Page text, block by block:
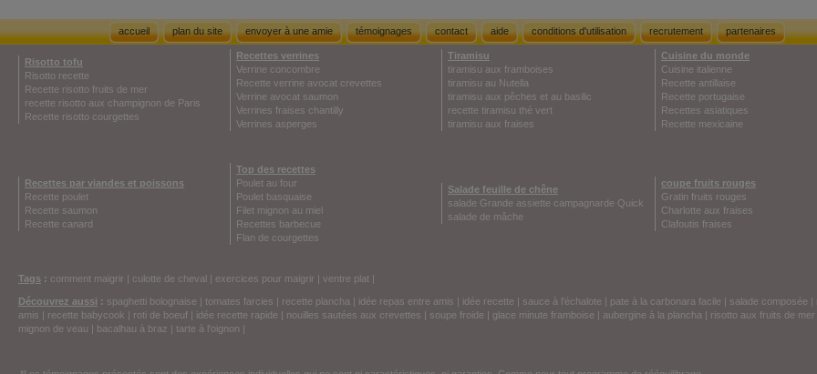
accueil plan du site envoyer à une amie témoignages contact aide conditions d'utilisation recrutement partenaires
Risotto tofu
Risotto recette
Recette risotto fruits de mer
recette risotto aux champignon de Paris
Recette risotto courgettes
Recettes verrines
Verrine concombre
Recette verrine avocat crevettes
Verrine avocat saumon
Verrines fraises chantilly
Verrines asperges
Tiramisu
tiramisu aux framboises
tiramisu au Nutella
tiramisu aux pêches et au basilic
recette tiramisu thé vert
tiramisu aux fraises
Cuisine du monde
Cuisine italienne
Recette antillaise
Recette portugaise
Recettes asiatiques
Recette mexicaine
Recettes par viandes et poissons
Recette poulet
Recette saumon
Recette canard
Top des recettes
Poulet au four
Poulet basquaise
Filet mignon au miel
Recettes barbecue
Flan de courgettes
Salade feuille de chêne
salade Grande assiette campagnarde Quick
salade de mâche
coupe fruits rouges
Gratin fruits rouges
Charlotte aux fraises
Clafoutis fraises
Tags : comment maigrir | culotte de cheval | exercices pour maigrir | ventre plat |
Découvrez aussi : spaghetti bolognaise | tomates farcies | recette plancha | idée repas entre amis | idée recette | sauce à l'échalote | pate à la carbonara facile | salade composée |
amis | recette babycook | roti de boeuf | idée recette rapide | nouilles sautées aux crevettes | soupe froide | glace minute framboise | aubergine à la plancha | risotto aux fruits de mer
mignon de veau | bacalhau à braz | tarte à l'oignon |